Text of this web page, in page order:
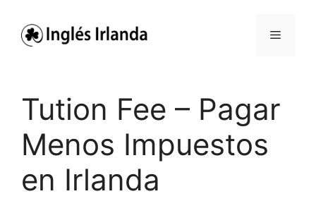
contenido
Menú
Tution Fee – Pagar
Menos Impuestos
en Irlanda